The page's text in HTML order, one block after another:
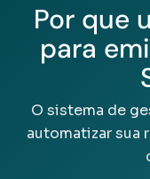
Por que
para
O sistema de
automatizar sua